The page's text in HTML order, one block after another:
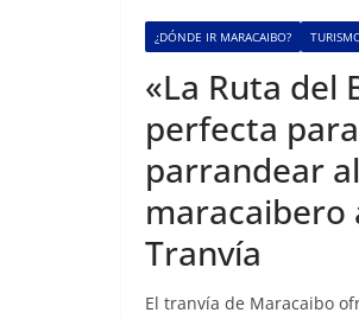
¿DÓNDE IR MARACAIBO?
«La Ruta del
perfecta para
parrandear
maracaibero
Tranvía
El tranvía de Maracaibo